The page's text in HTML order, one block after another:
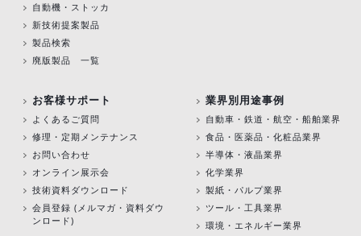
自動機・ストッカ
新技術提案製品
製品検索
廃版製品 一覧
お客様サポート
よくあるご質問
修理・定期メンテナンス
お問い合わせ
オンライン展示会
技術資料ダウンロード
会員登録 (メルマガ・資料ダウ
ンロード)
業界別用途事例
自動車・鉄道・航空・船舶業界
食品・医薬品・化粧品業界
半導体・液晶業界
化学業界
製紙・パルプ業界
ツール・工具業界
環境・エネルギー業界